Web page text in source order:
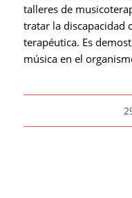
talleres de
tratar la discapacidad
terapéutica. Es
música en el